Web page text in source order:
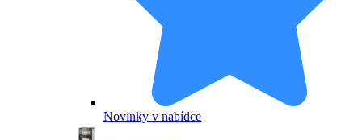
Novinky v nabídce